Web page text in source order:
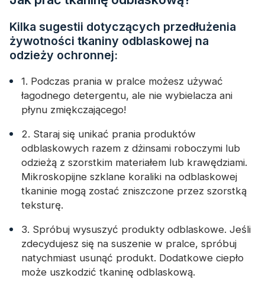
Kilka sugestii dotyczących przedłużenia
żywotności tkaniny odblaskowej na
odzieży ochronnej:
1. Podczas prania w pralce możesz używać
łagodnego detergentu, ale nie wybielacza ani
płynu zmiękczającego!
2. Staraj się unikać prania produktów
odblaskowych razem z dżinsami roboczymi lub
odzieżą z szorstkim materiałem lub krawędziami.
Mikroskopijne szklane koraliki na odblaskowej
tkaninie mogą zostać zniszczone przez szorstką
teksturę.
3. Spróbuj wysuszyć produkty odblaskowe. Jeśli
zdecydujesz się na suszenie w pralce, spróbuj
natychmiast usunąć produkt. Dodatkowe ciepło
może uszkodzić tkaninę odblaskową.